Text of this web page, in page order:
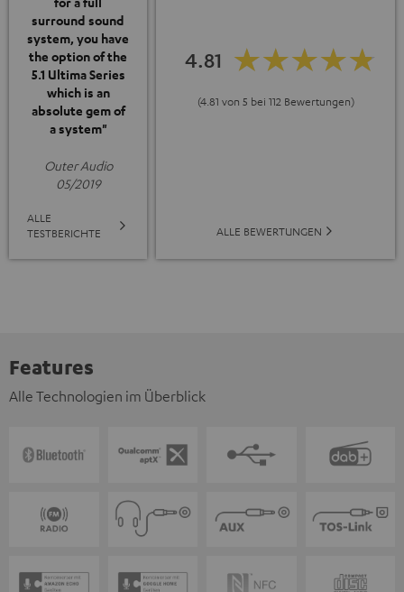
surround sound
system, you have
the option of the
5.1 Ultima Series
which is an
absolute gem of
a system"
Outer Audio
05/2019
ALLE
TESTBERICHTE
4.81
(4.81 von 5 bei 112 Bewertungen)
ALLE BEWERTUNGEN
Features
Alle Technologien im Überblick